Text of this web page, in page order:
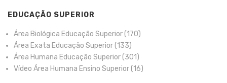
EDUCAÇÃO SUPERIOR
Área Biológica Educação Superior(170)
Área Exata Educação Superior(133)
Área Humana Educação Superior(301)
Vídeo Área Humana Ensino Superior(16)